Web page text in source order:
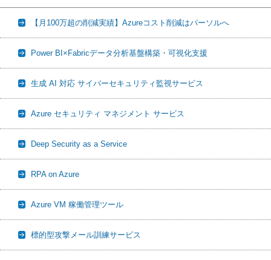
【月100万超の削減実績】Azureコスト削減はパーソルへ
Power BI×Fabricデータ分析基盤構築・可視化支援
生成 AI 対応 サイバーセキュリティ監視サービス
Azure セキュリティ マネジメント サービス
Deep Security as a Service
RPA on Azure
Azure VM 稼働管理ツール
標的型攻撃メール訓練サービス